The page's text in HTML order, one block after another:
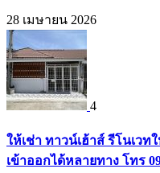
28 เมษายน 2026
4
ให้เช่า ทาวน์เฮ้าส์ รีโนเว
เข้าออกได้หลายทาง โทร